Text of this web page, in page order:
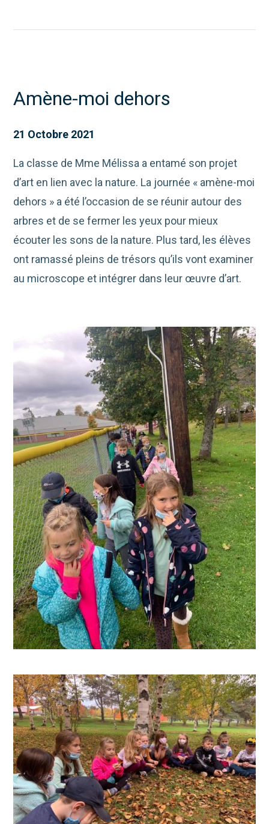
Amène-moi dehors
21 Octobre 2021
La classe de Mme Mélissa a entamé son projet
d’art en lien avec la nature. La journée « amène-moi
dehors » a été l’occasion de se réunir autour des
arbres et de se fermer les yeux pour mieux
écouter les sons de la nature. Plus tard, les élèves
ont ramassé pleins de trésors qu’ils vont examiner
au microscope et intégrer dans leur œuvre d’art.